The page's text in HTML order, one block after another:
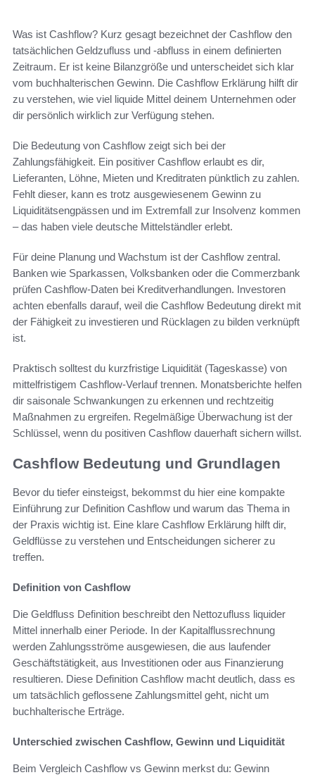
Was ist Cashflow? Kurz gesagt bezeichnet der Cashflow den
tatsächlichen Geldzufluss und -abfluss in einem definierten
Zeitraum. Er ist keine Bilanzgröße und unterscheidet sich klar
vom buchhalterischen Gewinn. Die Cashflow Erklärung hilft dir
zu verstehen, wie viel liquide Mittel deinem Unternehmen oder
dir persönlich wirklich zur Verfügung stehen.
Die Bedeutung von Cashflow zeigt sich bei der
Zahlungsfähigkeit. Ein positiver Cashflow erlaubt es dir,
Lieferanten, Löhne, Mieten und Kreditraten pünktlich zu zahlen.
Fehlt dieser, kann es trotz ausgewiesenem Gewinn zu
Liquiditätsengpässen und im Extremfall zur Insolvenz kommen
– das haben viele deutsche Mittelständler erlebt.
Für deine Planung und Wachstum ist der Cashflow zentral.
Banken wie Sparkassen, Volksbanken oder die Commerzbank
prüfen Cashflow-Daten bei Kreditverhandlungen. Investoren
achten ebenfalls darauf, weil die Cashflow Bedeutung direkt mit
der Fähigkeit zu investieren und Rücklagen zu bilden verknüpft
ist.
Praktisch solltest du kurzfristige Liquidität (Tageskasse) von
mittelfristigem Cashflow-Verlauf trennen. Monatsberichte helfen
dir saisonale Schwankungen zu erkennen und rechtzeitig
Maßnahmen zu ergreifen. Regelmäßige Überwachung ist der
Schlüssel, wenn du positiven Cashflow dauerhaft sichern willst.
Cashflow Bedeutung und Grundlagen
Bevor du tiefer einsteigst, bekommst du hier eine kompakte
Einführung zur Definition Cashflow und warum das Thema in
der Praxis wichtig ist. Eine klare Cashflow Erklärung hilft dir,
Geldflüsse zu verstehen und Entscheidungen sicherer zu
treffen.
Definition von Cashflow
Die Geldfluss Definition beschreibt den Nettozufluss liquider
Mittel innerhalb einer Periode. In der Kapitalflussrechnung
werden Zahlungsströme ausgewiesen, die aus laufender
Geschäftstätigkeit, aus Investitionen oder aus Finanzierung
resultieren. Diese Definition Cashflow macht deutlich, dass es
um tatsächlich geflossene Zahlungsmittel geht, nicht um
buchhalterische Erträge.
Unterschied zwischen Cashflow, Gewinn und Liquidität
Beim Vergleich Cashflow vs Gewinn merkst du: Gewinn